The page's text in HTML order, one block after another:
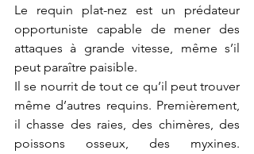
Le requin plat-nez est un prédateur
opportuniste capable de mener des
attaques à grande vitesse, même s’il
peut paraître paisible.
Il se nourrit de tout ce qu’il peut trouver
même d’autres requins. Premièrement,
il chasse des raies, des chimères, des
poissons osseux, des myxines.